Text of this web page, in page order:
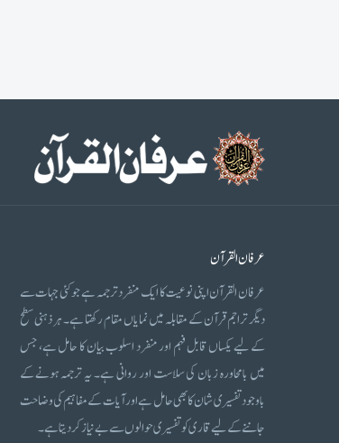
عرفان القرآن
عرفان القرآن اپنی نوعیت کا ایک منفرد ترجمہ ہے جو کئی جہات سے
دیگر تراجم قرآن کے مقابلہ میں نمایاں مقام رکھتا ہے۔ ہر ذہنی سطح
کے لیے یکساں قابل فہم اور منفرد اسلوب بیان کا حامل ہے، جس
میں بامحاورہ زبان کی سلاست اور روانی ہے۔ یہ ترجمہ ہونے کے
باوجود تفسیری شان کا بھی حامل ہے اور آیات کے مفاہیم کی وضاحت
جاننے کے لیے قاری کو تفسیری حوالوں سے بے نیاز کر دیتا ہے۔